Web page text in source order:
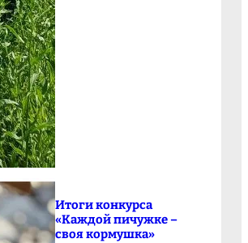
Итоги конкурса
«Каждой пичужке –
своя кормушка»